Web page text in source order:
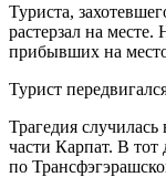
Туриста,
растерзал на
прибывших на
Турист
Трагедия
части Карпат. В тот
по